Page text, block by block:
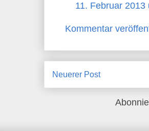
11. Februar 2013
Kommentar
Neuerer Post